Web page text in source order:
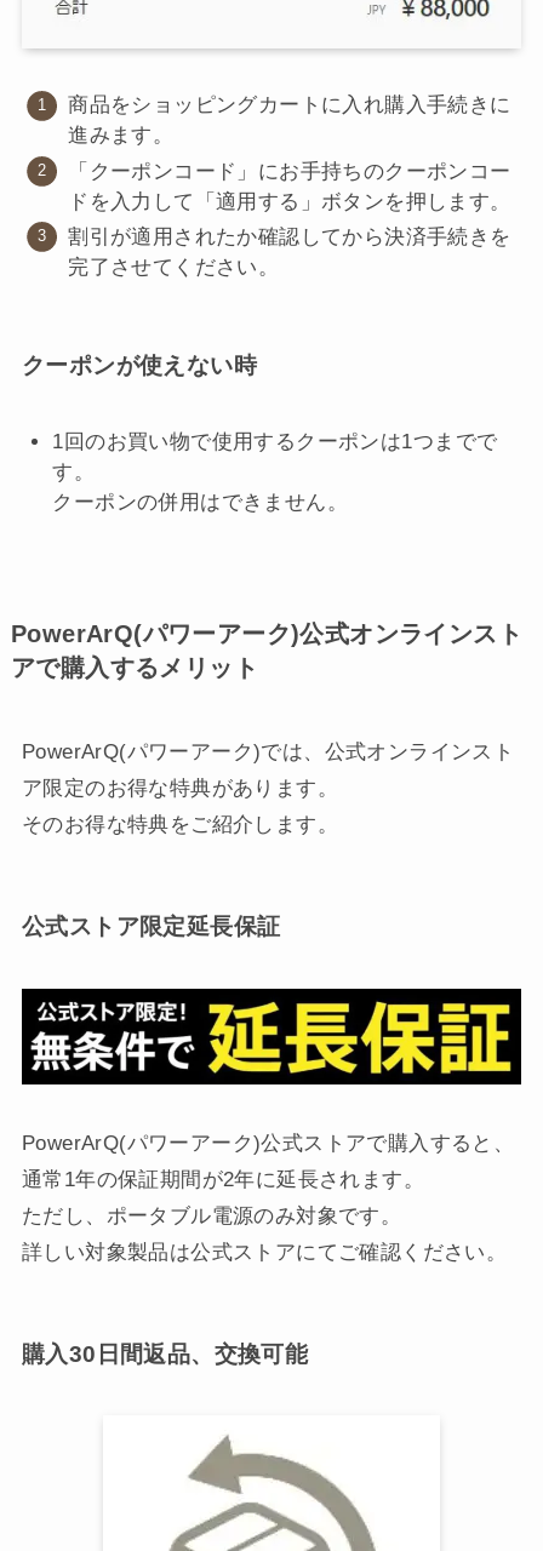
商品をショッピングカートに入れ購入手続きに
進みます。
「クーポンコード」にお手持ちのクーポンコー
ドを入力して「適用する」ボタンを押します。
割引が適用されたか確認してから決済手続きを
完了させてください。
クーポンが使えない時
1回のお買い物で使用するクーポンは1つまでで
す。
クーポンの併用はできません。
PowerArQ(パワーアーク)公式オンラインスト
アで購入するメリット
PowerArQ(パワーアーク)では、公式オンラインスト
ア限定のお得な特典があります。
そのお得な特典をご紹介します。
公式ストア限定延長保証
PowerArQ(パワーアーク)公式ストアで購入すると、
通常1年の保証期間が2年に延長されます。
ただし、ポータブル電源のみ対象です。
詳しい対象製品は公式ストアにてご確認ください。
購入30日間返品、交換可能